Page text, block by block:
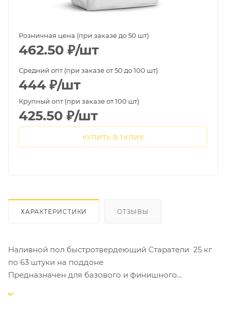
Розничная цена (при заказе до 50 шт)
462.50 ₽/шт
Средний опт (при заказе от 50 до 100 шт)
444 ₽/шт
Крупный опт (при заказе от 100 шт)
425.50 ₽/шт
КУПИТЬ В 1 КЛИК
ХАРАКТЕРИСТИКИ ОТЗЫВЫ
Наливной пол быстротвердеющий Старатели 25 кг
по 63 штуки на поддоне
Предназначен для базового и финишного